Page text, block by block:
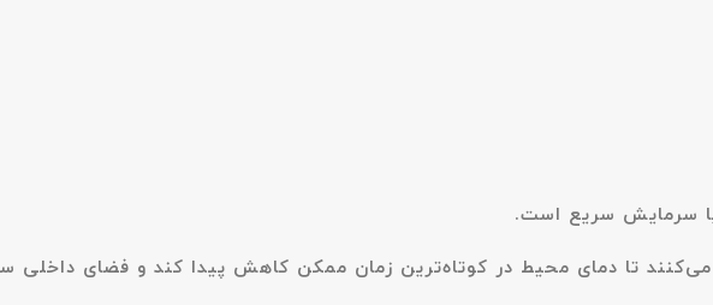
سرمایش سریع است.
تا دمای محیط در کوتاه‌ترین زمان ممکن کاهش پیدا کند و فضای داخلی